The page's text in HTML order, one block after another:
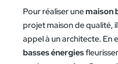
Pour réaliser unemaison
projet maison de qualité,
appel à un architecte. En
basses énergies